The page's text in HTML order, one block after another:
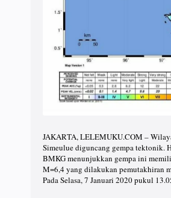
JAKARTA, LELEMUKU.COM –
Simeulue diguncang gempa tektonik.
BMKG menunjukkan gempa ini
M=6,4 yang dilakukan pemutakhiran
Pada Selasa, 7 Januari 2020 pukul